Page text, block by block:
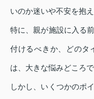
いのか迷いや不安を抱え
特に、親が施設に入る
付けるべきか、どのタ
は、大きな悩みどころで
しかし、いくつかのポ